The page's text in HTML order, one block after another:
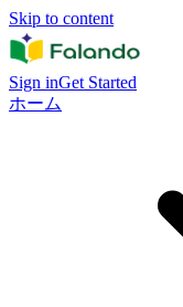
Skip to content
Sign inGet Started
ホーム